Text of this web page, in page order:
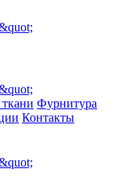
Фурнитура
Контакты